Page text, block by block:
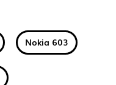
Nokia 603